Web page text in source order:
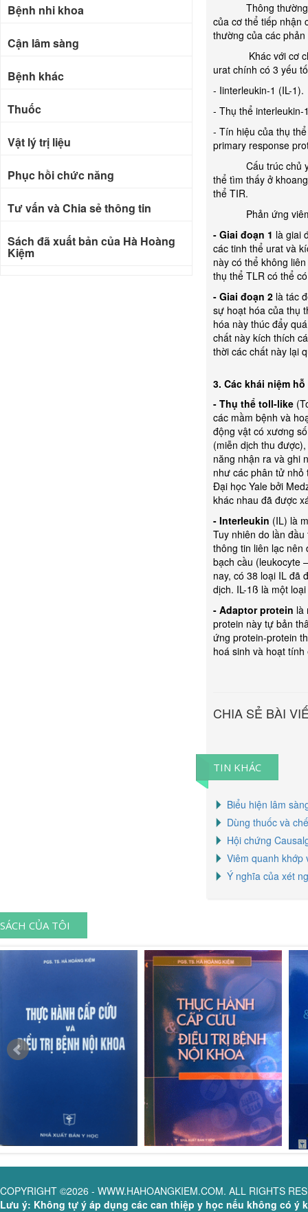
Thông thường khi
của cơ thể tiếp nhận
thường của các
Khác với cơ chế
urat chính có 3 yếu
- Iinterleukin-1 (IL-1).
- Thụ thể interleukin-
- Tín hiệu của thụ
primary response
Cấu trúc chủ yếu
thể tìm thấy ở
thể TIR.
Phản ứng viêm
- Giai đoạn 1 là giai
các tinh thể urat và
này có thể không
thụ thể TLR có thể
- Giai đoạn 2 là tác
sự hoạt hóa của thụ
hóa này thúc đẩy
chất này kích thích
thời các chất này lại
3. Các khái niệm
- Thụ thể toll-like
các mầm bệnh và
động vật có xương
(miễn dịch thu
năng nhận ra và ghi
như các phân tử
Đại học Yale bởi
khác nhau đã được
- Interleukin (IL) là
Tuy nhiên do lần
thông tin liên lạc nên
bạch cầu (leukocyte
nay, có 38 loại IL đã
dịch. IL-1ß là một
- Adaptor protein là
protein này tự bản
ứng protein-protein
hoá sinh và hoạt
CHIA SẺ BÀI
TIN KHÁC
Biểu hiện lâm
Dùng thuốc và
Hội chứng
Viêm quanh khớp
Ý nghĩa của xét
Bệnh nhi khoa
Cận lâm sàng
Bệnh khác
Thuốc
Vật lý trị liệu
Phục hồi chức năng
Tư vấn và Chia sẻ thông tin
Sách đã xuất bản của Hà Hoàng
Kiệm
SÁCH CỦA TÔI
COPYRIGHT ©2026 - WWW.HAHOANGKIEM.COM. ALL RIGHTS
Lưu ý: Không tự ý áp dụng các can thiệp y học nếu không có ý